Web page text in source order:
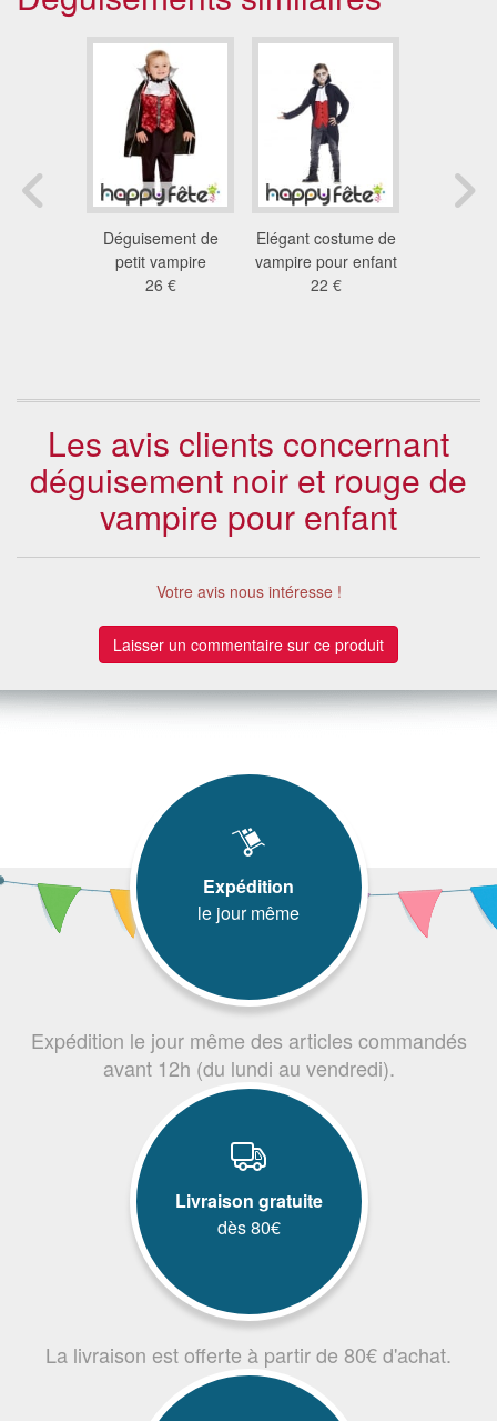
Déguisement de
petit vampire
26 €
Elégant costume de
vampire pour enfant
22 €
Les avis clients concernant
déguisement noir et rouge de
vampire pour enfant
Votre avis nous intéresse !
Laisser un commentaire sur ce produit
Expédition
le jour même
Expédition le jour même des articles commandés
avant 12h (du lundi au vendredi).
Livraison gratuite
dès 80€
La livraison est offerte à partir de 80€ d'achat.